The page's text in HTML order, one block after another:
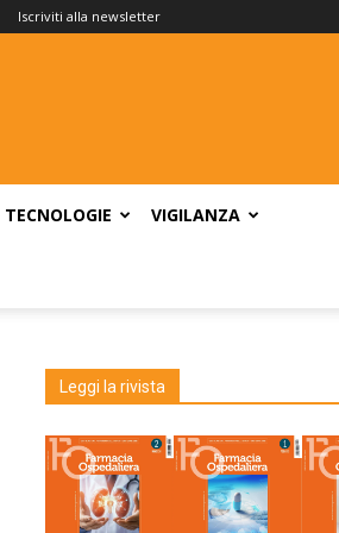
Iscriviti alla newsletter
TECNOLOGIE VIGILANZA
Leggi la rivista